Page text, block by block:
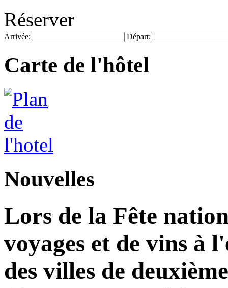
Réserver
Arrivée: Départ:
Carte de l'hôtel
Nouvelles
Lors de la Fête
voyages et de vins à
des villes de